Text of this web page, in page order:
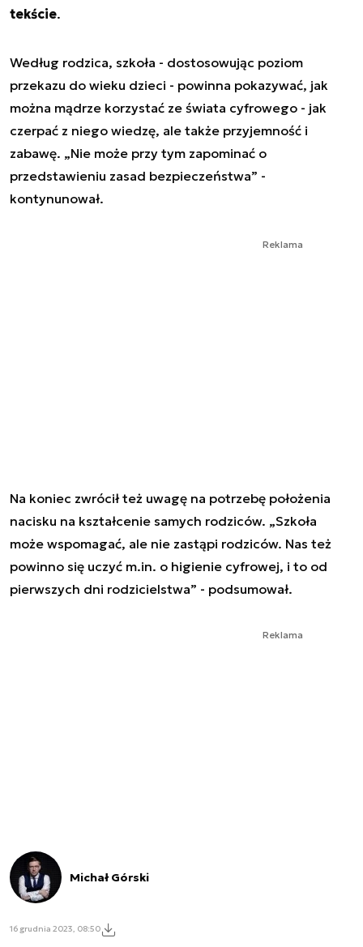
tekście.
Według rodzica, szkoła - dostosowując poziom
przekazu do wieku dzieci - powinna pokazywać, jak
można mądrze korzystać ze świata cyfrowego - jak
czerpać z niego wiedzę, ale także przyjemność i
zabawę. „Nie może przy tym zapominać o
przedstawieniu zasad bezpieczeństwa” -
kontynunował.
Reklama
Na koniec zwrócił też uwagę na potrzebę położenia
nacisku na kształcenie samych rodziców. „Szkoła
może wspomagać, ale nie zastąpi rodziców. Nas też
powinno się uczyć m.in. o higienie cyfrowej, i to od
pierwszych dni rodzicielstwa” - podsumował.
Reklama
Michał Górski
16 grudnia 2023, 08:50